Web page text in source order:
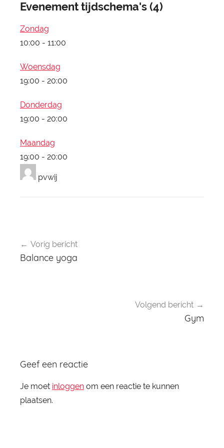
Evenement tijdschema's (4)
Zondag
10:00 - 11:00
Woensdag
19:00 - 20:00
Donderdag
19:00 - 20:00
Maandag
19:00 - 20:00
pvwij
navigatie
Vorig bericht
Balance yoga
Volgend bericht
Gym
Geef een reactie
Je moet inloggen om een reactie te kunnen
plaatsen.